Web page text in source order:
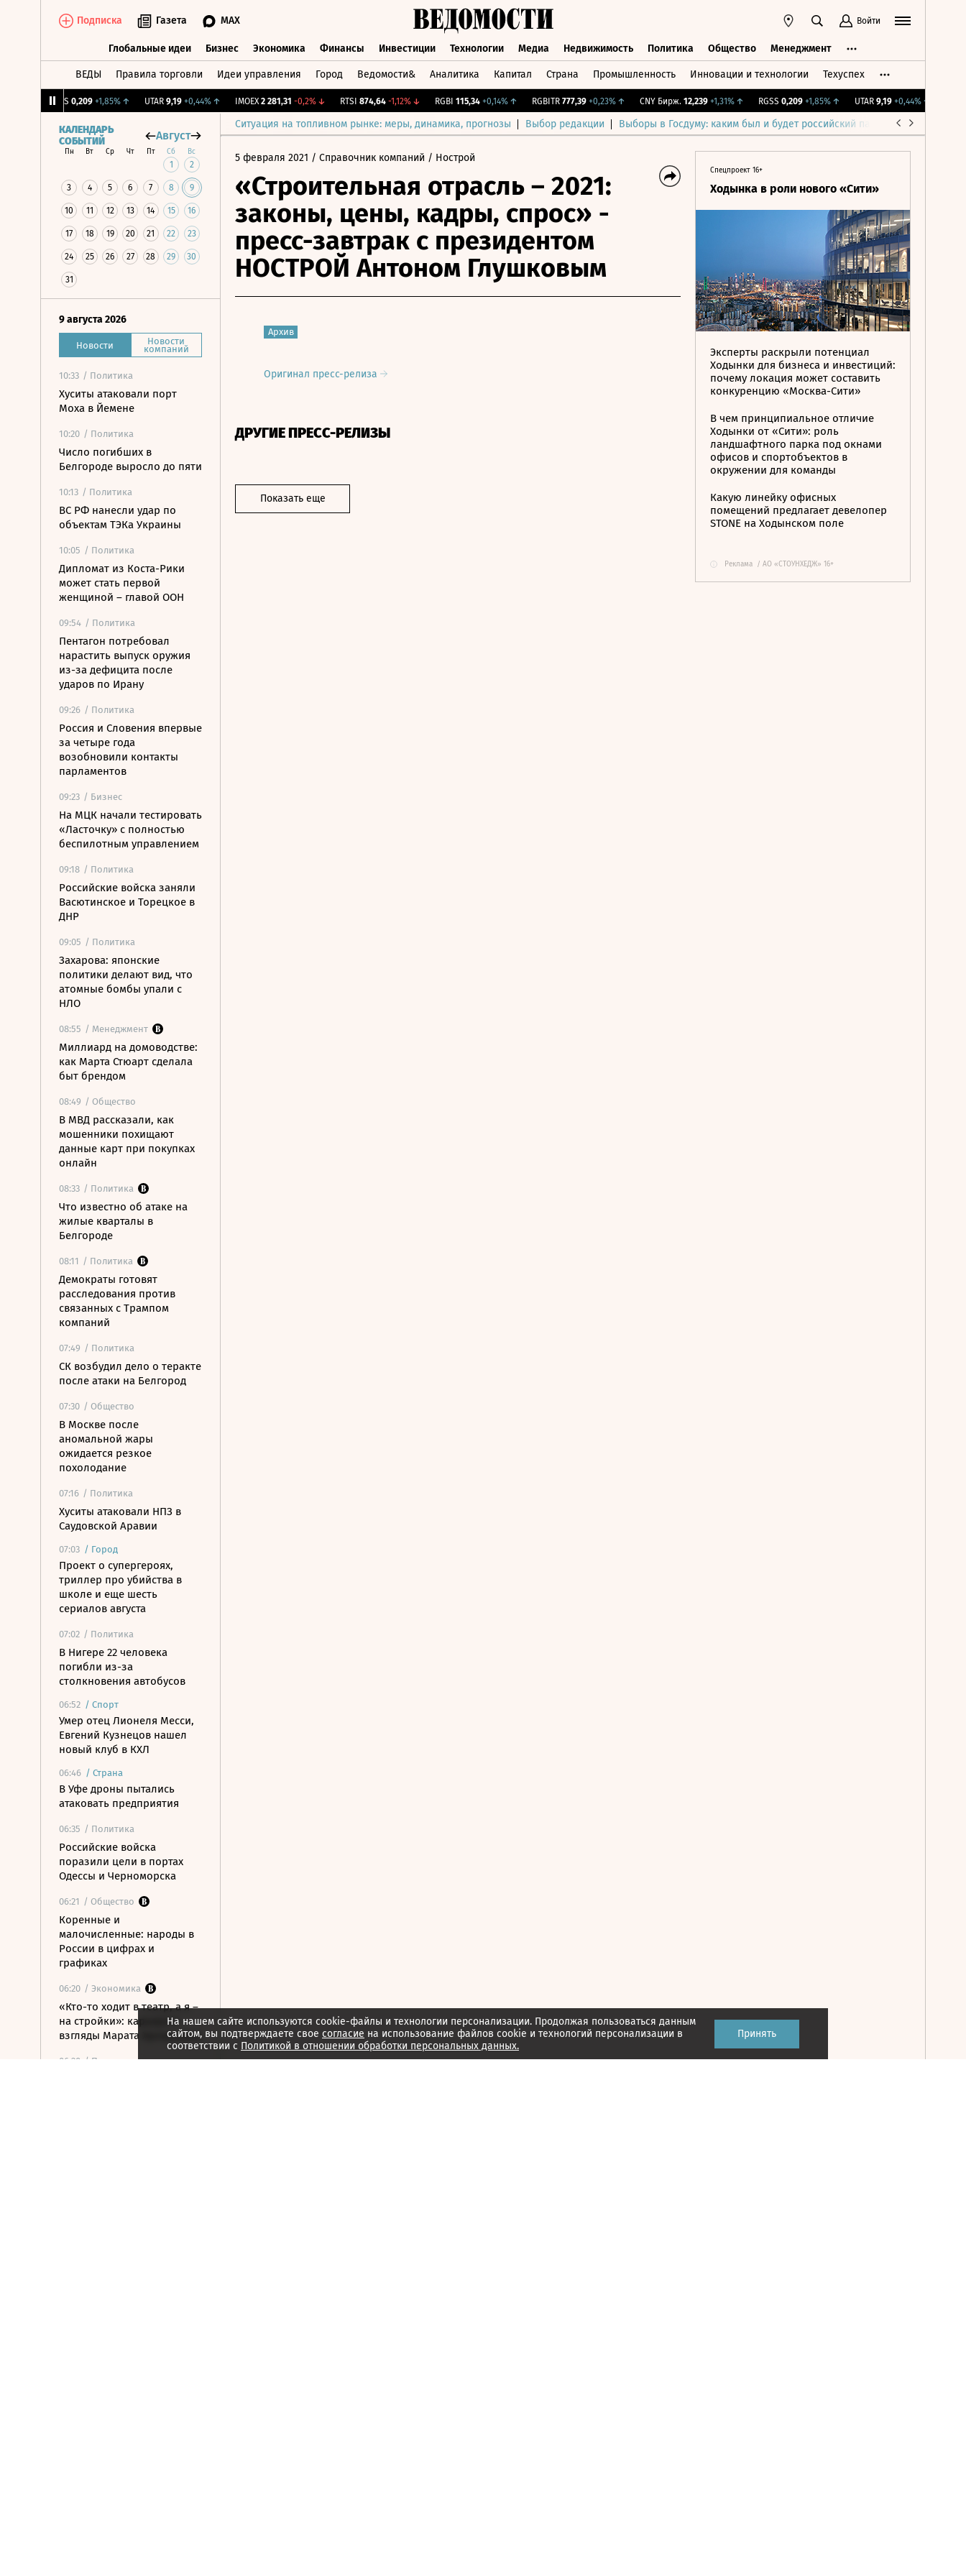
Подписка Газета MAX Войти
Глобальные идеи Бизнес Экономика Финансы Инвестиции Технологии Медиа Недвижимость Политика Общество Менеджмент
ВЕДЫ Правила торговли Идеи управления Город Ведомости& Аналитика Капитал Страна Промышленность Инновации и технологии Техуспех
0,209 +1,85%↑ UTAR 9,19 +0,44%↑ IMOEX 2 281,31 -0,2%↓ RTSI 874,64 -1,12% ↓ RGBI 115,34 +0,14% ↑ RGBITR 777,39 +0,23%↑ CNY Бирж. 12,239 +1,31%↑ RGSS 0,209 +1,85%↑ UTAR 9,19 +0,44%↑
Ситуация на топливном рынке: меры, динамика, прогнозы Выбор редакции Выборы в Госдуму: каким был и будет российский парламент
КАЛЕНДАРЬ
СОБЫТИЙ
Август
Пн Вт Ср Чт Пт Сб Вс
1 2
3 4 5 6 7 8 9
10 11 12 13 14 15 16
17 18 19 20 21 22 23
24 25 26 27 28 29 30
31
9 августа 2026
Новости Новости
компаний
10:33 / Политика
Хуситы атаковали порт
Моха в Йемене
10:20 / Политика
Число погибших в
Белгороде выросло до пяти
10:13 / Политика
ВС РФ нанесли удар по
объектам ТЭКа Украины
10:05 / Политика
Дипломат из Коста-Рики
может стать первой
женщиной – главой ООН
09:54 / Политика
Пентагон потребовал
нарастить выпуск оружия
из-за дефицита после
ударов по Ирану
09:26 / Политика
Россия и Словения впервые
за четыре года
возобновили контакты
парламентов
09:23 / Бизнес
На МЦК начали тестировать
«Ласточку» с полностью
беспилотным управлением
09:18 / Политика
Российские войска заняли
Васютинское и Торецкое в
ДНР
09:05 / Политика
Захарова: японские
политики делают вид, что
атомные бомбы упали с
НЛО
08:55 / Менеджмент
Миллиард на домоводстве:
как Марта Стюарт сделала
быт брендом
08:49 / Общество
В МВД рассказали, как
мошенники похищают
данные карт при покупках
онлайн
08:33 / Политика
Что известно об атаке на
жилые кварталы в
Белгороде
08:11 / Политика
Демократы готовят
расследования против
связанных с Трампом
компаний
07:49 / Политика
СК возбудил дело о теракте
после атаки на Белгород
07:30 / Общество
В Москве после
аномальной жары
ожидается резкое
похолодание
07:16 / Политика
Хуситы атаковали НПЗ в
Саудовской Аравии
07:03 / Город
Проект о супергероях,
триллер про убийства в
школе и еще шесть
сериалов августа
07:02 / Политика
В Нигере 22 человека
погибли из-за
столкновения автобусов
06:52 / Спорт
Умер отец Лионеля Месси,
Евгений Кузнецов нашел
новый клуб в КХЛ
06:46 / Страна
В Уфе дроны пытались
атаковать предприятия
06:35 / Политика
Российские войска
поразили цели в портах
Одессы и Черноморска
06:21 / Общество
Коренные и
малочисленные: народы в
России в цифрах и
графиках
06:20 / Экономика
«Кто-то ходит в театр, а я –
на стройки»: карьера и
взгляды Марата Хуснуллина
06:20 / Политика
5 февраля 2021 / Справочник компаний / Нострой
«Строительная отрасль – 2021:
законы, цены, кадры, спрос» -
пресс-завтрак с президентом
НОСТРОЙ Антоном Глушковым
Архив
Оригинал пресс-релиза
ДРУГИЕ ПРЕСС-РЕЛИЗЫ
Показать еще
Спецпроект 16+
Ходынка в роли нового «Сити»
Эксперты раскрыли потенциал
Ходынки для бизнеса и инвестиций:
почему локация может составить
конкуренцию «Москва-Сити»
В чем принципиальное отличие
Ходынки от «Сити»: роль
ландшафтного парка под окнами
офисов и спортобъектов в
окружении для команды
Какую линейку офисных
помещений предлагает девелопер
STONE на Ходынском поле
Реклама / АО «СТОУНХЕДЖ» 16+
На нашем сайте используются cookie-файлы и технологии персонализации. Продолжая пользоваться данным
сайтом, вы подтверждаете свое согласие на использование файлов cookie и технологий персонализации в
соответствии с Политикой в отношении обработки персональных данных.
Принять